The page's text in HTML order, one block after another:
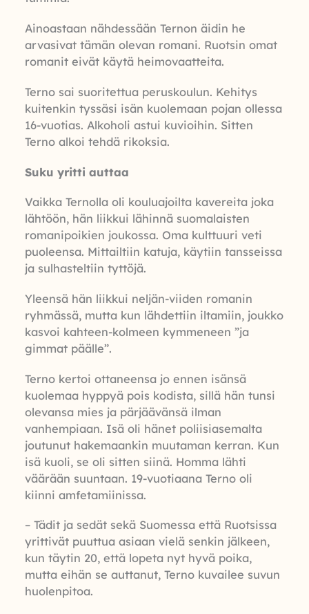
Ainoastaan nähdessään Ternon äidin he
arvasivat tämän olevan romani. Ruotsin omat
romanit eivät käytä heimovaatteita.
Terno sai suoritettua peruskoulun. Kehitys
kuitenkin tyssäsi isän kuolemaan pojan ollessa
16-vuotias. Alkoholi astui kuvioihin. Sitten
Terno alkoi tehdä rikoksia.
Suku yritti auttaa
Vaikka Ternolla oli kouluajoilta kavereita joka
lähtöön, hän liikkui lähinnä suomalaisten
romanipoikien joukossa. Oma kulttuuri veti
puoleensa. Mittailtiin katuja, käytiin tansseissa
ja sulhasteltiin tyttöjä.
Yleensä hän liikkui neljän-viiden romanin
ryhmässä, mutta kun lähdettiin iltamiin, joukko
kasvoi kahteen-kolmeen kymmeneen ”ja
gimmat päälle”.
Terno kertoi ottaneensa jo ennen isänsä
kuolemaa hyppyä pois kodista, sillä hän tunsi
olevansa mies ja pärjäävänsä ilman
vanhempiaan. Isä oli hänet poliisiasemalta
joutunut hakemaankin muutaman kerran. Kun
isä kuoli, se oli sitten siinä. Homma lähti
väärään suuntaan. 19-vuotiaana Terno oli
kiinni amfetamiinissa.
– Tädit ja sedät sekä Suomessa että Ruotsissa
yrittivät puuttua asiaan vielä senkin jälkeen,
kun täytin 20, että lopeta nyt hyvä poika,
mutta eihän se auttanut, Terno kuvailee suvun
huolenpitoa.